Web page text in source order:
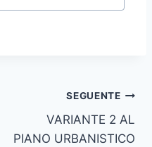
SEGUENTE
VARIANTE 2 AL
PIANO URBANISTICO